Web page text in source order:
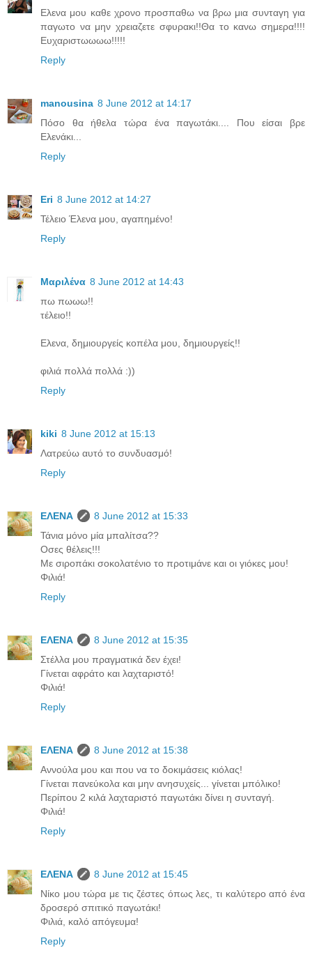
Ελενα μου καθε χρονο προσπαθω να βρω μια συνταγη για
παγωτο να μην χρειαζετε σφυρακι!!Θα το κανω σημερα!!!!
Ευχαριστωωωω!!!!!
Reply
manousina 8 June 2012 at 14:17
Πόσο θα ήθελα τώρα ένα παγωτάκι.... Που είσαι βρε
Ελενάκι...
Reply
Eri 8 June 2012 at 14:27
Τέλειο Έλενα μου, αγαπημένο!
Reply
Μαριλένα 8 June 2012 at 14:43
πω πωωω!!
τέλειο!!
Ελενα, δημιουργείς κοπέλα μου, δημιουργείς!!
φιλιά πολλά πολλά :))
Reply
kiki 8 June 2012 at 15:13
Λατρεύω αυτό το συνδυασμό!
Reply
ΕΛΕΝΑ
8 June 2012 at 15:33
Τάνια μόνο μία μπαλίτσα??
Οσες θέλεις!!!
Με σιροπάκι σοκολατένιο το προτιμάνε και οι γιόκες μου!
Φιλιά!
Reply
ΕΛΕΝΑ
8 June 2012 at 15:35
Στέλλα μου πραγματικά δεν έχει!
Γίνεται αφράτο και λαχταριστό!
Φιλιά!
Reply
ΕΛΕΝΑ
8 June 2012 at 15:38
Αννούλα μου και που να το δοκιμάσεις κιόλας!
Γίνεται πανεύκολα και μην ανησυχείς... γίνεται μπόλικο!
Περίπου 2 κιλά λαχταριστό παγωτάκι δίνει η συνταγή.
Φιλιά!
Reply
ΕΛΕΝΑ
8 June 2012 at 15:45
Νίκο μου τώρα με τις ζέστες όπως λες, τι καλύτερο από ένα
δροσερό σπιτικό παγωτάκι!
Φιλιά, καλό απόγευμα!
Reply